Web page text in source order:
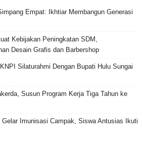
Empat: Ikhtiar Membangun Generasi
Kebijakan Peningkatan SDM,
Desain Grafis dan Barbershop
Silaturahmi Dengan Bupati Hulu Sungai
Susun Program Kerja Tiga Tahun ke
Imunisasi Campak, Siswa Antusias Ikuti